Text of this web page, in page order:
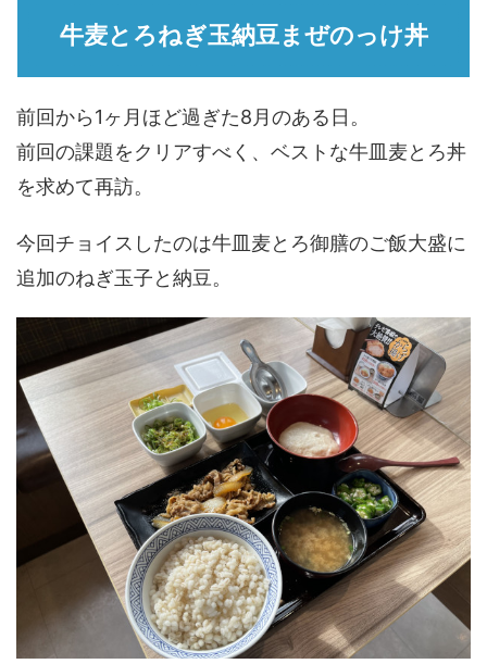
牛麦とろねぎ玉納豆まぜのっけ丼
前回から1ヶ月ほど過ぎた8月のある日。
前回の課題をクリアすべく、ベストな牛皿麦とろ丼
を求めて再訪。
今回チョイスしたのは牛皿麦とろ御膳のご飯大盛に
追加のねぎ玉子と納豆。